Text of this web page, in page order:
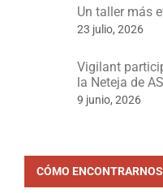
Un taller más
23 julio, 2026
Vigilant
la Neteja de
9 junio, 2026
CÓMO ENCONTRARNOS